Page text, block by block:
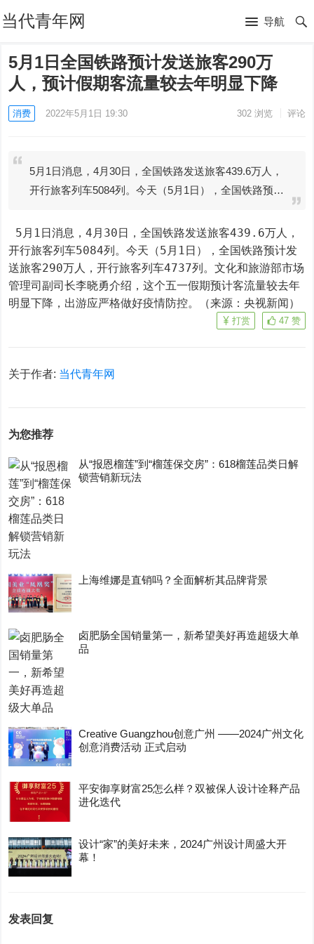
当代青年网 导航
5月1日全国铁路预计发送旅客290万
人，预计假期客流量较去年明显下降
消费 2022年5月1日 19:30 302浏览 评论
5月1日消息，4月30日，全国铁路发送旅客439.6万人，
开行旅客列车5084列。今天（5月1日），全国铁路预…
开行旅客列车5084列。今天（5月1日），全国铁路预计发
送旅客290万人，开行旅客列车4737列。文化和旅游部市场
管理司副司长李晓勇介绍，这个五一假期预计客流量较去年
明显下降，出游应严格做好疫情防控。（来源：央视新闻）
47 赞
打赏
关于作者: 当代青年网
为您推荐
从“报恩榴莲”到“榴莲保交房”：618榴莲品类日解
锁营销新玩法
上海维娜是直销吗？全面解析其品牌背景
卤肥肠全国销量第一，新希望美好再造超级大单
品
Creative Guangzhou创意广州 ——2024广州文化
创意消费活动 正式启动
平安御享财富25怎么样？双被保人设计诠释产品
进化迭代
设计“家”的美好未来，2024广州设计周盛大开
幕！
发表回复